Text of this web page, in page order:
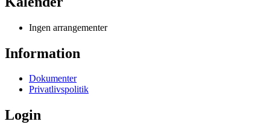
Ingen arrangementer
Information
Dokumenter
Privatlivspolitik
Login